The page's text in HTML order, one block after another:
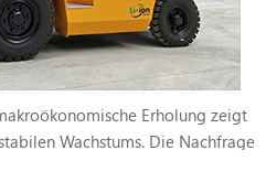
Erholung zeigt
Wachstums. Die Nachfrage
vom Land umsetzten aktiven